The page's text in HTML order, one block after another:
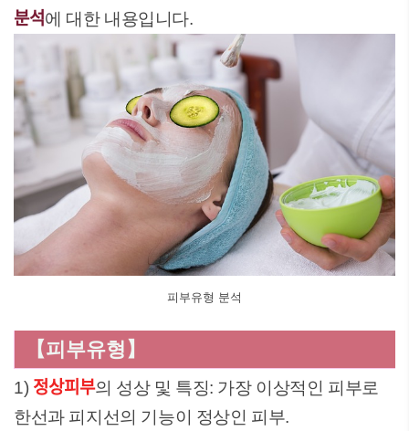
분석에 대한 내용입니다.
피부유형 분석
【피부유형】
1) 정상피부의 성상 및 특징: 가장 이상적인 피부로
한선과 피지선의 기능이 정상인 피부.